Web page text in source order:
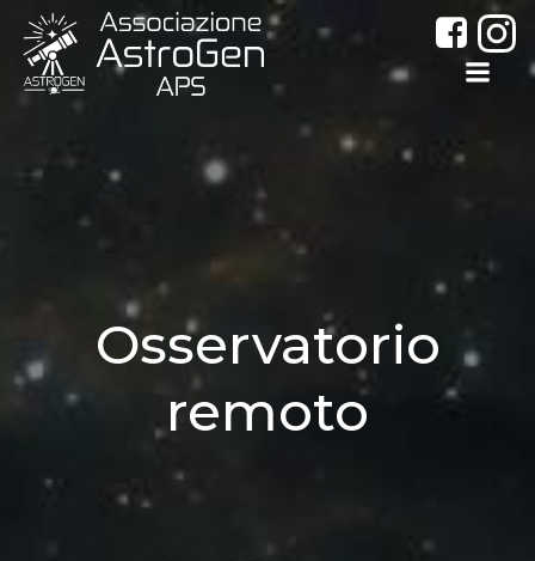
Vai
al
Osservatorio
remoto